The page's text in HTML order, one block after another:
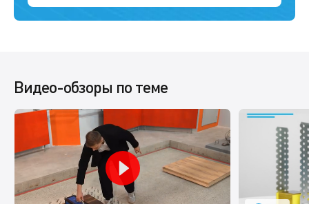
Видео-обзоры по теме